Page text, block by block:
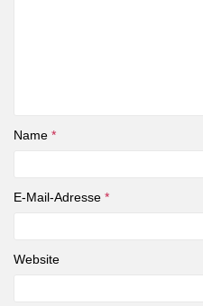
Name *
E-Mail-Adresse *
Website